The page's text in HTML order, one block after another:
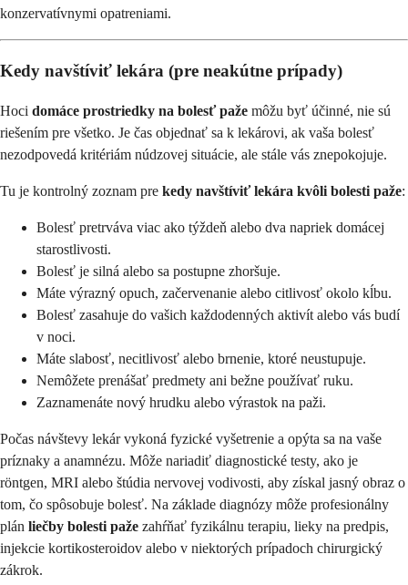
konzervatívnymi opatreniami.
Kedy navštíviť lekára (pre neakútne prípady)
Hoci domáce prostriedky na bolesť paže môžu byť účinné, nie sú
riešením pre všetko. Je čas objednať sa k lekárovi, ak vaša bolesť
nezodpovedá kritériám núdzovej situácie, ale stále vás znepokojuje.
Tu je kontrolný zoznam pre kedy navštíviť lekára kvôli bolesti paže:
Bolesť pretrváva viac ako týždeň alebo dva napriek domácej
starostlivosti.
Bolesť je silná alebo sa postupne zhoršuje.
Máte výrazný opuch, začervenanie alebo citlivosť okolo kĺbu.
Bolesť zasahuje do vašich každodenných aktivít alebo vás budí
v noci.
Máte slabosť, necitlivosť alebo brnenie, ktoré neustupuje.
Nemôžete prenášať predmety ani bežne používať ruku.
Zaznamenáte nový hrudku alebo výrastok na paži.
Počas návštevy lekár vykoná fyzické vyšetrenie a opýta sa na vaše
príznaky a anamnézu. Môže nariadiť diagnostické testy, ako je
röntgen, MRI alebo štúdia nervovej vodivosti, aby získal jasný obraz o
tom, čo spôsobuje bolesť. Na základe diagnózy môže profesionálny
plán liečby bolesti paže zahŕňať fyzikálnu terapiu, lieky na predpis,
injekcie kortikosteroidov alebo v niektorých prípadoch chirurgický
zákrok.